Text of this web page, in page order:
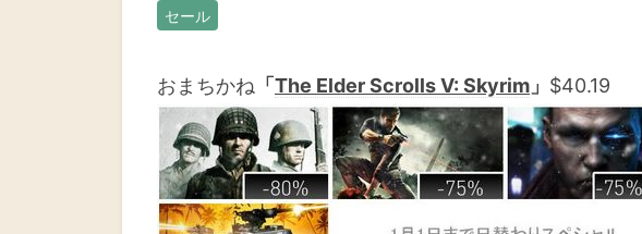
セール
おまちかね 「 The Elder Scrolls V: Skyrim 」 $40.19